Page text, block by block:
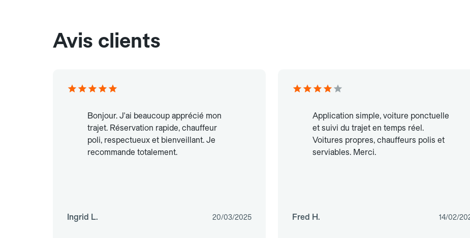
Avis clients
Bonjour. J'ai beaucoup apprécié mon
trajet. Réservation rapide, chauffeur
poli, respectueux et bienveillant. Je
recommande totalement.
Ingrid L. 20/03/2025
Application simple, voiture ponctuelle
et suivi du trajet en temps réel.
Voitures propres, chauffeurs polis et
serviables. Merci.
Fred H. 14/02/